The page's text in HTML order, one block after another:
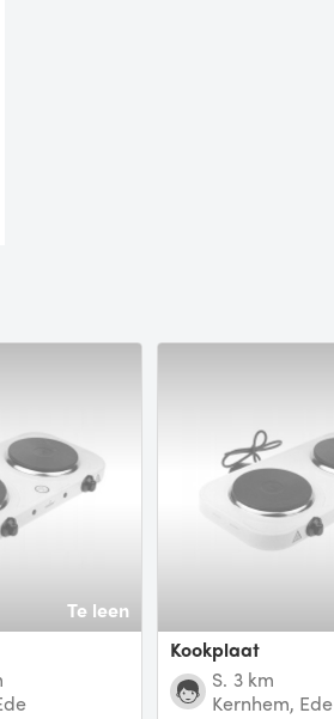
Te leen
Kookplaat
S. 3 km
Kernhem, Ede